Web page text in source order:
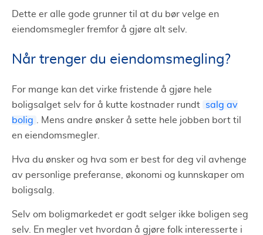
Dette er alle gode grunner til at du bør velge en
eiendomsmegler fremfor å gjøre alt selv.
Når trenger du eiendomsmegling?
For mange kan det virke fristende å gjøre hele
boligsalget selv for å kutte kostnader rundt
salg av
bolig
. Mens andre ønsker å sette hele jobben bort til
en eiendomsmegler.
Hva du ønsker og hva som er best for deg vil avhenge
av personlige preferanse, økonomi og kunnskaper om
boligsalg.
Selv om boligmarkedet er godt selger ikke boligen seg
selv. En megler vet hvordan å gjøre folk interesserte i